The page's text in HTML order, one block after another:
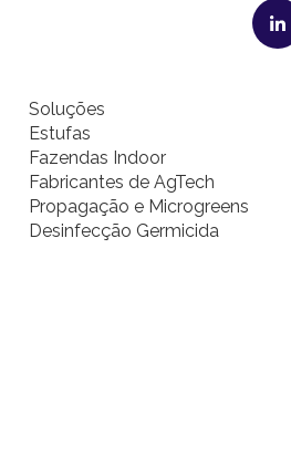
Soluções
Estufas
Fazendas Indoor
Fabricantes de AgTech
Propagação e Microgreens
Desinfecção Germicida